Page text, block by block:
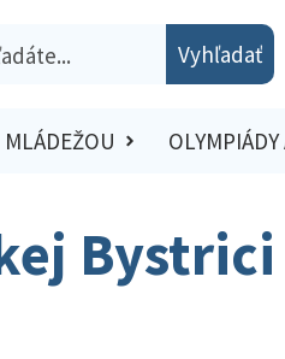
Vyhľadať
MLÁDEŽOU
Bystrici